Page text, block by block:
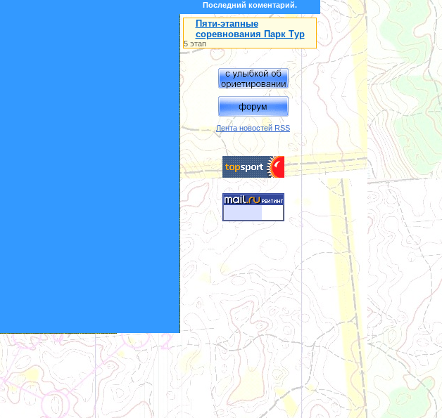
Последний коментарий.
Пяти-этапные
соревнования Парк Тур
5 этап
Лента новостей RSS